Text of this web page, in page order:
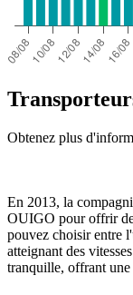
Obtenez plus
En 2013, la
OUIGO pour offrir
pouvez choisir entre
atteignant des
tranquille, offrant une